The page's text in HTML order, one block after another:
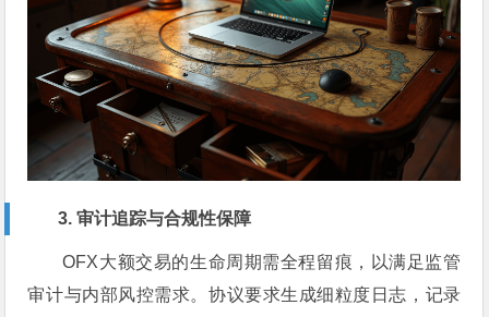
3. 审计追踪与合规性保障
OFX大额交易的生命周期需全程留痕，以满足监管
审计与内部风控需求。协议要求生成细粒度日志，记录